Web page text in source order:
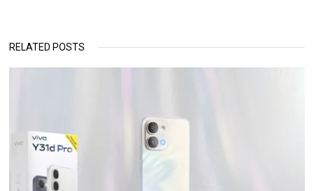
RELATED POSTS